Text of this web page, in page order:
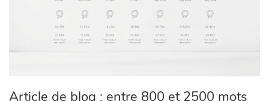
Article de blog : entre 800 et 2500 mots